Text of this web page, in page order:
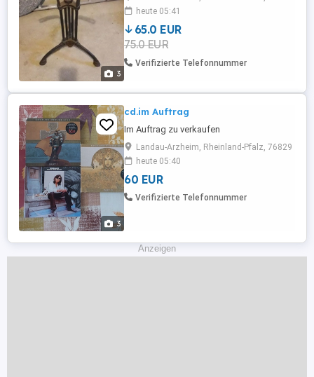
3
heute 05:41
65.0 EUR
75.0 EUR
Verifizierte Telefonnummer
3
cd.im Auftrag
Im Auftrag zu verkaufen
Landau-Arzheim, Rheinland-Pfalz, 76829
heute 05:40
60 EUR
Verifizierte Telefonnummer
Anzeigen